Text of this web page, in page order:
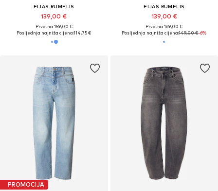
ELIAS RUMELIS
139,00 €
Prvotno: 159,00 €
Posljednja najniža cijena:114,75 €
ELIAS RUMELIS
139,00 €
Prvotno: 169,00 €
Posljednja najniža cijena:149,00 €-6%
PROMOCIJA